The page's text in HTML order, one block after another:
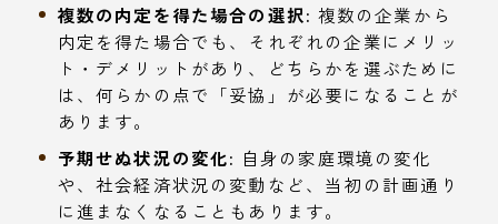
複数の内定を得た場合の選択: 複数の企業から
内定を得た場合でも、それぞれの企業にメリッ
ト・デメリットがあり、どちらかを選ぶために
は、何らかの点で「妥協」が必要になることが
あります。
予期せぬ状況の変化: 自身の家庭環境の変化
や、社会経済状況の変動など、当初の計画通り
に進まなくなることもあります。